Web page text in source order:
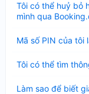
Tôi có thể huỷ bỏ
mình qua
thu
gọn
Mã số PIN của tôi
thu
Tôi có thể tìm
thu
Làm sao để biết
thu